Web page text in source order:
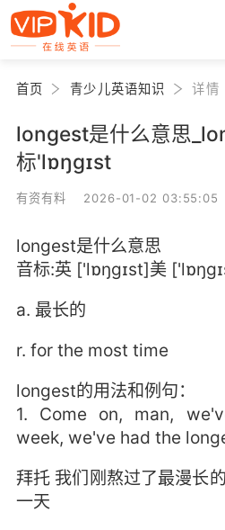
首页 青少儿英语知识 详情
longest是什么意思
标'lɒŋɡɪst
有资有料 2026-01-02 03:55:05
longest是什么意思
音标:英 ['lɒŋɡɪst]美
a. 最长的
r. for the most time
longest的用法和例句：
1. Come on, man,
week, we've had the
拜托 我们刚熬过了最漫长
一天